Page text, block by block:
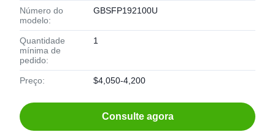
Número do
modelo:
GBSFP192100U
Quantidade
mínima de
pedido:
1
Preço: $4,050-4,200
Consulte agora